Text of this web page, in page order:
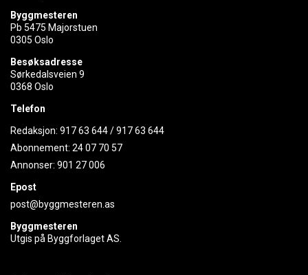
Byggmesteren
Pb 5475 Majorstuen
0305 Oslo
Besøksadresse
Sørkedalsveien 9
0368 Oslo
Telefon
Redaksjon: 917 63 644/917 63 644
Abonnement: 24 07 70 57
Annonser: 901 27 006
Epost
post@byggmesteren.as
Byggmesteren
Utgis på Byggforlaget AS.